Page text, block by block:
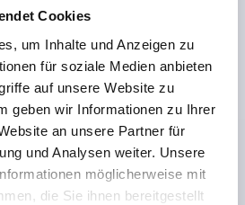
Cookies
um Inhalte und Anzeigen zu
für soziale Medien anbieten
auf unsere Website zu
geben wir Informationen zu Ihrer
an unsere Partner für
und Analysen weiter. Unsere
möglicherweise mit
die Sie ihnen bereitgestellt
BASE=TRIBOFINITION
DÉTAILS